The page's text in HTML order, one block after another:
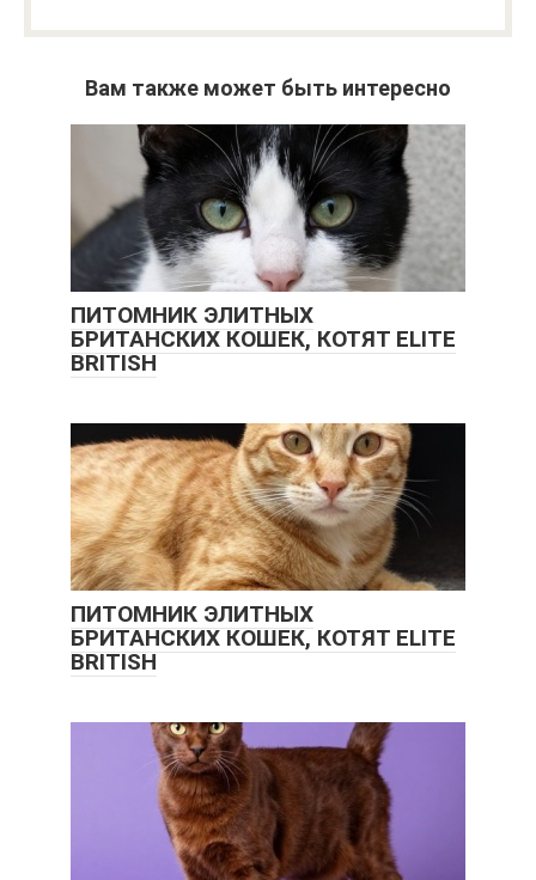
Вам также может быть интересно
ПИТОМНИК ЭЛИТНЫХ
БРИТАНСКИХ КОШЕК, КОТЯТ ELITE
BRITISH
ПИТОМНИК ЭЛИТНЫХ
БРИТАНСКИХ КОШЕК, КОТЯТ ELITE
BRITISH